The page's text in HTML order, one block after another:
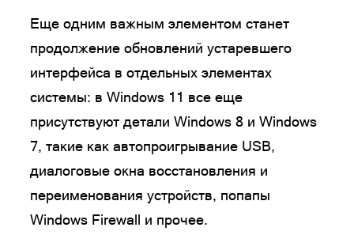
Еще одним важным элементом станет
продолжение обновлений устаревшего
интерфейса в отдельных элементах
системы: в Windows 11 все еще
присутствуют детали Windows 8 и Windows
7, такие как автопроигрывание USB,
диалоговые окна восстановления и
переименования устройств, попапы
Windows Firewall и прочее.